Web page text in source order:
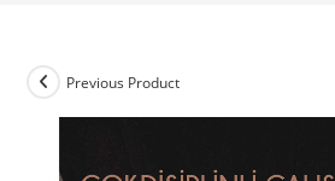
Previous Product